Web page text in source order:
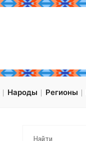
Народы Регионы